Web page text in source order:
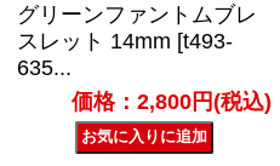
グリーンファントムブレ
スレット 14mm [t493-
635...
価格：2,800円(税込)